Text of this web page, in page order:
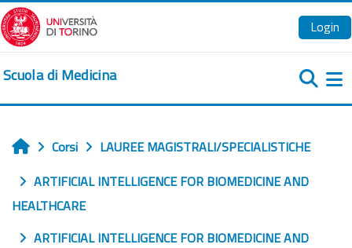
Vai al contenuto principale
Login
Scuola di Medicina
Home
Corsi
LAUREE MAGISTRALI/SPECIALISTICHE
ARTIFICIAL INTELLIGENCE FOR BIOMEDICINE AND
HEALTHCARE
ARTIFICIAL INTELLIGENCE FOR BIOMEDICINE AND